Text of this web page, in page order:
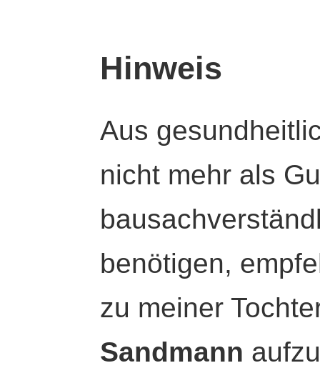
Hinweis
Aus
nicht mehr als
benötigen,
zu meiner
Sandmann